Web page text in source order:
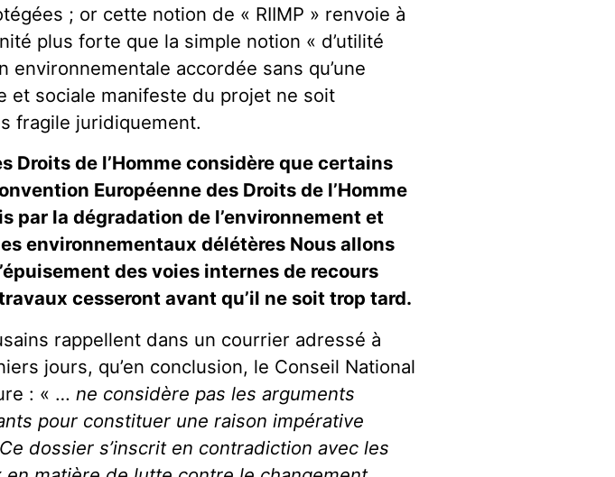
; or cette notion de « RIIMP » renvoie à
plus forte que la simple notion « d’utilité
environnementale accordée sans qu’une
et sociale manifeste du projet ne soit
fragile juridiquement.
Droits de l’Homme considère que certains
Européenne des Droits de l’Homme
par la dégradation de l’environnement et
environnementaux délétères Nous allons
des voies internes de recours
cesseront avant qu’il ne soit trop tard.
rappellent dans un courrier adressé à
jours, qu’en conclusion, le Conseil National
: « …ne considère pas les arguments
pour constituer une raison impérative
dossier s’inscrit en contradiction avec les